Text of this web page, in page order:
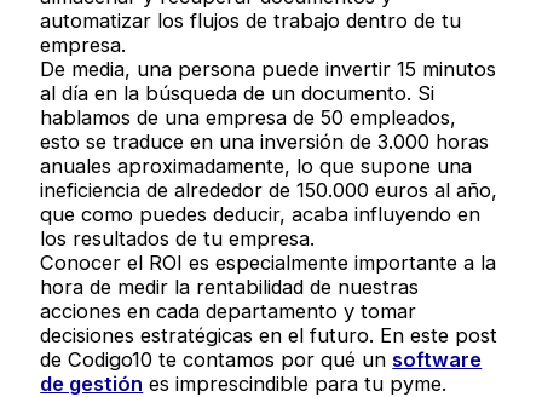
automatizar los flujos de trabajo dentro de tu
empresa.
De media, una persona puede invertir 15 minutos
al día en la búsqueda de un documento. Si
hablamos de una empresa de 50 empleados,
esto se traduce en una inversión de 3.000 horas
anuales aproximadamente, lo que supone una
ineficiencia de alrededor de 150.000 euros al año,
que como puedes deducir, acaba influyendo en
los resultados de tu empresa.
Conocer el ROI es especialmente importante a la
hora de medir la rentabilidad de nuestras
acciones en cada departamento y tomar
decisiones estratégicas en el futuro. En este post
de Codigo10 te contamos por qué unsoftware
de gestión es imprescindible para tu pyme.